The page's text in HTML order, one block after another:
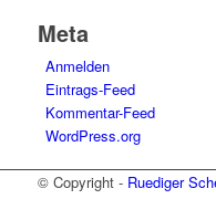
Meta
Anmelden
Eintrags-Feed
Kommentar-Feed
WordPress.org
© Copyright - Ruediger